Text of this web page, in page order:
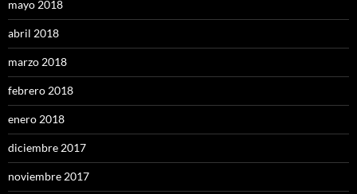
mayo 2018
abril 2018
marzo 2018
febrero 2018
enero 2018
diciembre 2017
noviembre 2017